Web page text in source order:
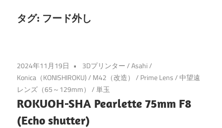
タグ: フード外し
2024年11月19日 3Dプリンター/Asahi/
Konica（KONISHIROKU)/ M42（改造） / Prime Lens/中望遠
レンズ（65～129mm） /単玉
ROKUOH-SHA Pearlette 75mm F8
(Echo shutter)